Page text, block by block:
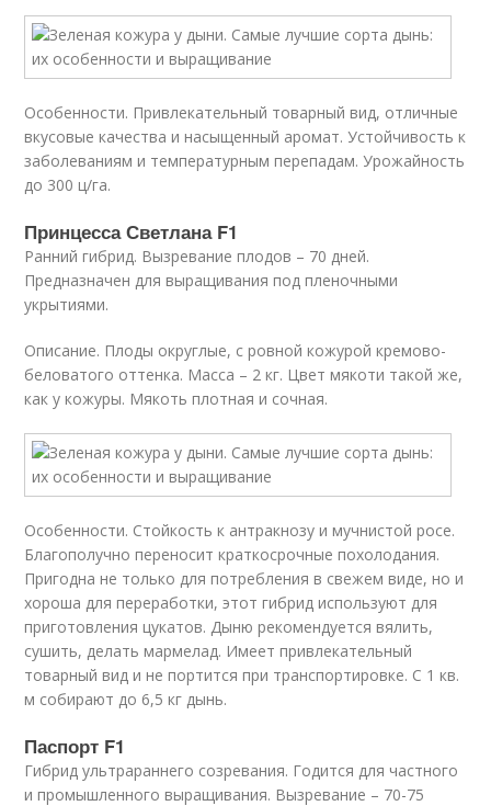
Особенности. Привлекательный товарный вид, отличные
вкусовые качества и насыщенный аромат. Устойчивость к
заболеваниям и температурным перепадам. Урожайность
до 300 ц/га.
Принцесса Светлана F1
Ранний гибрид. Вызревание плодов – 70 дней.
Предназначен для выращивания под пленочными
укрытиями.
Описание. Плоды округлые, с ровной кожурой кремово-
беловатого оттенка. Масса – 2 кг. Цвет мякоти такой же,
как у кожуры. Мякоть плотная и сочная.
Особенности. Стойкость к антракнозу и мучнистой росе.
Благополучно переносит краткосрочные похолодания.
Пригодна не только для потребления в свежем виде, но и
хороша для переработки, этот гибрид используют для
приготовления цукатов. Дыню рекомендуется вялить,
сушить, делать мармелад. Имеет привлекательный
товарный вид и не портится при транспортировке. С 1 кв.
м собирают до 6,5 кг дынь.
Паспорт F1
Гибрид ультрараннего созревания. Годится для частного
и промышленного выращивания. Вызревание – 70-75